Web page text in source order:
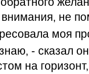
внимания, не
моя
- сказал
на